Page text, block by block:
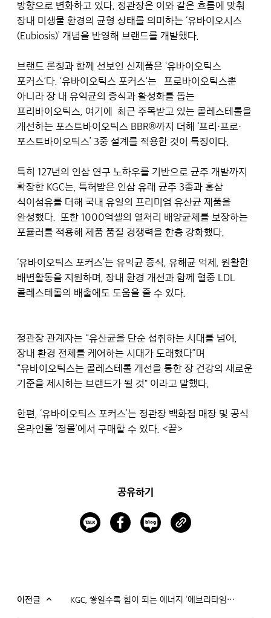
방향으로 변화하고 있다. 정관장은 이와 같은 흐름에 맞춰
장내 미생물 환경의 균형 상태를 의미하는 ‘유바이오시스
(Eubiosis)’ 개념을 반영해 브랜드를 개발했다.
브랜드 론칭과 함께 선보인 신제품은 ‘유바이오틱스
포커스’다. '유바이오틱스 포커스'는 프로바이오틱스뿐
아니라 장 내 유익균의 증식과 활성화를 돕는
프리바이오틱스, 여기에 최근 주목받고 있는 콜레스테롤을
개선하는 포스트바이오틱스 BBR®까지 더해 ‘프리·프로·
포스트바이오틱스’ 3중 설계를 적용한 것이 특징이다.
특히 127년의 인삼 연구 노하우를 기반으로 균주 개발까지
확장한 KGC는, 특허받은 인삼 유래 균주 3종과 홍삼
식이섬유를 더해 국내 유일의 프리미엄 유산균 제품을
완성했다. 또한 1000억셀의 열처리 배양균체를 보장하는
포뮬러를 적용해 제품 품질 경쟁력을 한층 강화했다.
‘유바이오틱스 포커스’는 유익균 증식, 유해균 억제, 원활한
배변활동을 지원하며, 장내 환경 개선과 함께 혈중 LDL
콜레스테롤의 배출에도 도움을 줄 수 있다.
정관장 관계자는 “유산균을 단순 섭취하는 시대를 넘어,
장내 환경 전체를 케어하는 시대가 도래했다”며
“유바이오틱스는 콜레스테롤 개선을 통한 장 건강의 새로운
기준을 제시하는 브랜드가 될 것" 이라고 말했다.
한편, ‘유바이오틱스 포커스’는 정관장 백화점 매장 및 공식
온라인몰 ‘정몰’에서 구매할 수 있다. <끝>
공유하기
이전글 KGC, 쌓일수록 힘이 되는 에너지 ‘에브리타임’ 신규 광고 공개